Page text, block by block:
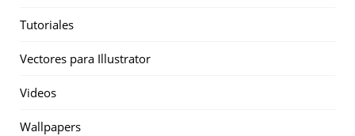
Tutoriales
Vectores para Illustrator
Videos
Wallpapers